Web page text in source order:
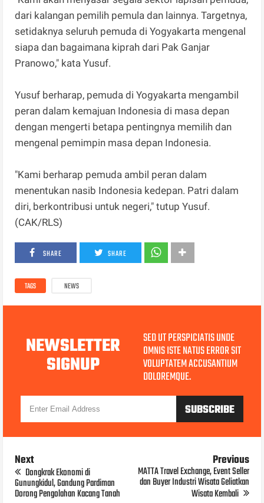
dari kalangan pemilih pemula dan lainnya. Targetnya,
setidaknya seluruh pemuda di Yogyakarta mengenal
siapa dan bagaimana kiprah dari Pak Ganjar
Pranowo," kata Yusuf.
Yusuf berharap, pemuda di Yogyakarta mengambil
peran dalam kemajuan Indonesia di masa depan
dengan mengerti betapa pentingnya memilih dan
mengenal pemimpin masa depan Indonesia.
"Kami berharap pemuda ambil peran dalam
menentukan nasib Indonesia kedepan. Patri dalam
diri, berkontribusi untuk negeri," tutup Yusuf.
(CAK/RLS)
SHARE SHARE
TAGS NEWS
NEWSLETTER
SIGNUP
SED UT PERSPICIATIS UNDE
OMNIS ISTE NATUS ERROR SIT
VOLUPTATEM ACCUSANTIUM
DOLOREMQUE.
Next
Dongkrak Ekonomi di
Gunungkidul, Gandung Pardiman
Dorong Pengolahan Kacang Tanah
Previous
MATTA Travel Exchange, Event Seller
dan Buyer Industri Wisata Geliatkan
Wisata Kembali